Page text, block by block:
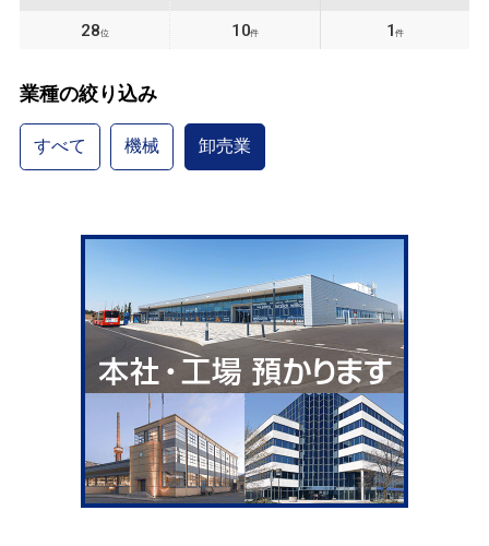
28位 10件 1件
業種の絞り込み
すべて 機械 卸売業